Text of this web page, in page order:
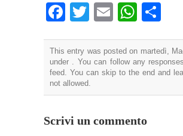
Facebook
TwitterEmail
This entry was posted on martedì,
under . You can follow any
feed. You can skip to the end and
not allowed.
Scrivi un commento